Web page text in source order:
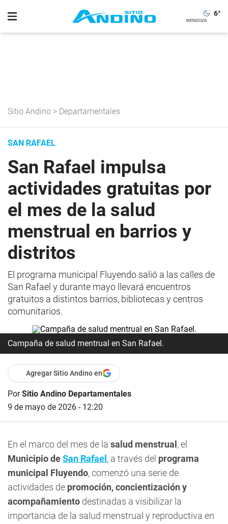
6°
Sitio Andino > Departamentales
SAN RAFAEL
San Rafael impulsa
actividades gratuitas por
el mes de la salud
menstrual en barrios y
distritos
El programa municipal Fluyendo salió a las calles de
San Rafael y durante mayo llevará encuentros
gratuitos a distintos barrios, bibliotecas y centros
comunitarios.
Campaña de salud mentrual en San Rafael.
Agregar Sitio Andino en
PorSitio Andino Departamentales
9 de mayo de 2026 - 12:20
En el marco del mes de la salud menstrual , el
Municipio deSan Rafael , a través del programa
municipal Fluyendo, comenzó una serie de
actividades de promoción,concientización y
acompañamiento destinadas a visibilizar la
importancia de la salud menstrual y reproductiva en